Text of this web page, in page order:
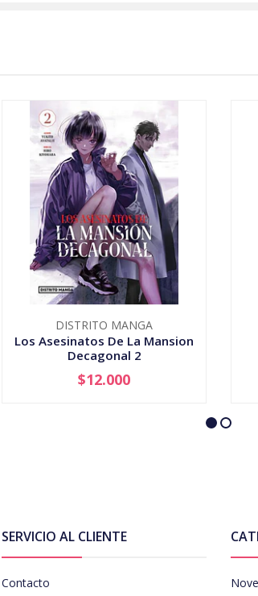
DISTRITO MANGA
Los Asesinatos De La Mansion
Decagonal 2
+
$12.000
SERVICIO AL CLIENTE
Contacto